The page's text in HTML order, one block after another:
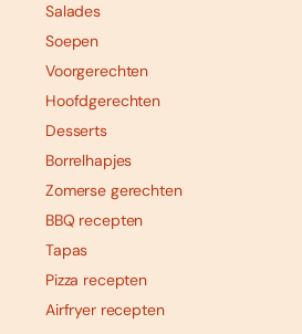
Salades
Soepen
Voorgerechten
Hoofdgerechten
Desserts
Borrelhapjes
Zomerse gerechten
BBQ recepten
Tapas
Pizza recepten
Airfryer recepten